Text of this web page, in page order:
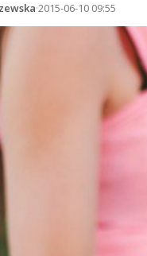
·2015-06-10 09:55